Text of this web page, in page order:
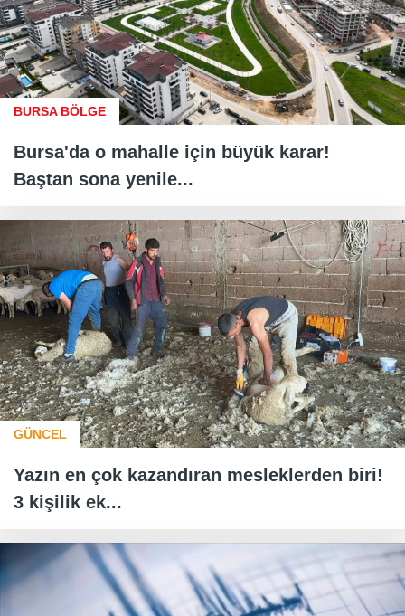
BURSA BÖLGE
Bursa'da o mahalle için büyük karar!
Baştan sona yenile...
GÜNCEL
Yazın en çok kazandıran mesleklerden biri!
3 kişilik ek...